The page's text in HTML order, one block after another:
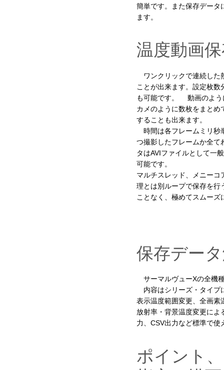
簡単です。また保存データ
ます。
温度動画
ワンクリックで連続した
ことが出来ます。設定枚
も可能です。 動画のよう
カメのように数枚をまとめ
することも出来ます。
時間は各フレームミリ秒
つ撮影したフレームか全
タはAVIファイルとして一
可能です。
マルチスレッド、メニーコ
理とは別ループで保存を行
ことなく、極めてスムーズ
保存デー
サーマルヴューXの全機
内容はシリーズ・タイプ
表示温度範囲変更、全画素
放射率・背景温度変更によ
力、CSV出力など標準で
ポイント